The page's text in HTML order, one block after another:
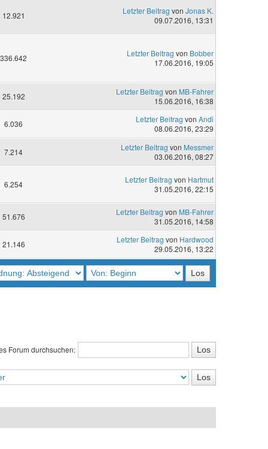
12.921 Letzter Beitrag von Jonas K.
09.07.2016, 13:31
336.642 Letzter Beitrag von Bobber
17.06.2016, 19:05
25.192 Letzter Beitrag von MB-Fahrer
15.06.2016, 16:38
6.036 Letzter Beitrag von Andi
08.06.2016, 23:29
7.214 Letzter Beitrag von Messmer
03.06.2016, 08:27
6.254 Letzter Beitrag von Hartmut
31.05.2016, 22:15
51.676 Letzter Beitrag von MB-Fahrer
31.05.2016, 14:58
21.146 Letzter Beitrag von Hardwood
29.05.2016, 13:22
Forum durchsuchen: